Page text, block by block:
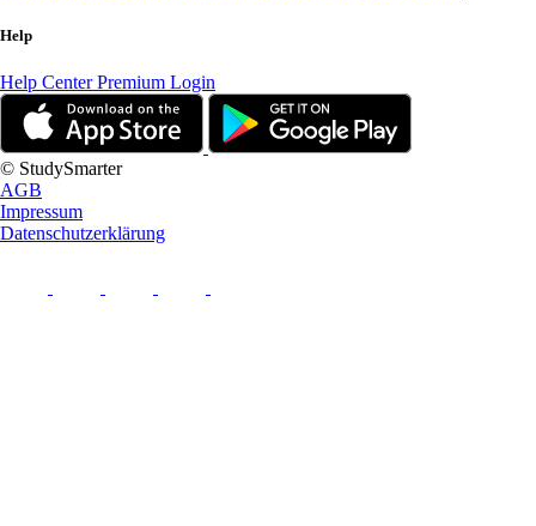
Help
Help CenterPremium Login
© StudySmarter
AGB
Impressum
Datenschutzerklärung